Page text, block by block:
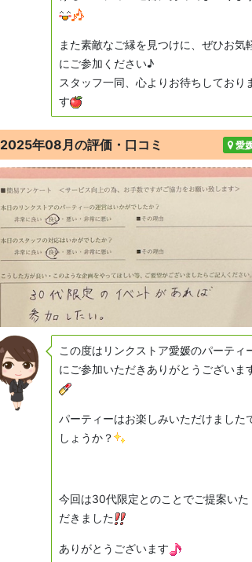
また素敵なご縁を見つけに、ぜひお気
にご参加ください♪
スタッフ一同、心よりお待ちしており
す
愛
2025年08月の評価・口コミ
この度はリンクストア愛媛のパーティ
にご参加いただきありがとうございま
パーティーはお楽しみいただけました
しょうか？
今回は30代限定とのことでご提案いた
だきました
ありがとうございます